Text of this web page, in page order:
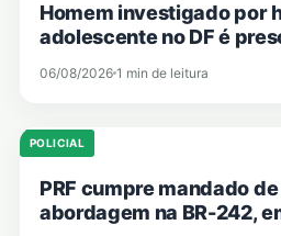
Homem investigado por
adolescente no DF é
06/08/2026 1 min de leitura
POLICIAL
PRF cumpre mandado
abordagem na BR-242,